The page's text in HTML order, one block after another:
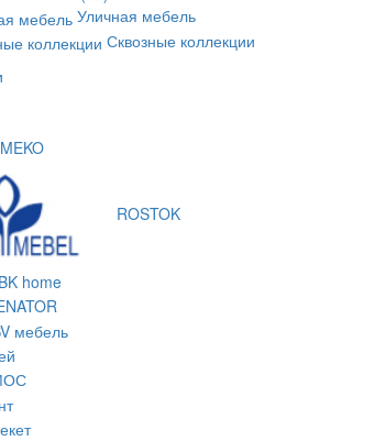
Уличная мебель
Сквозные коллекции
ROSTOK
home
мебель